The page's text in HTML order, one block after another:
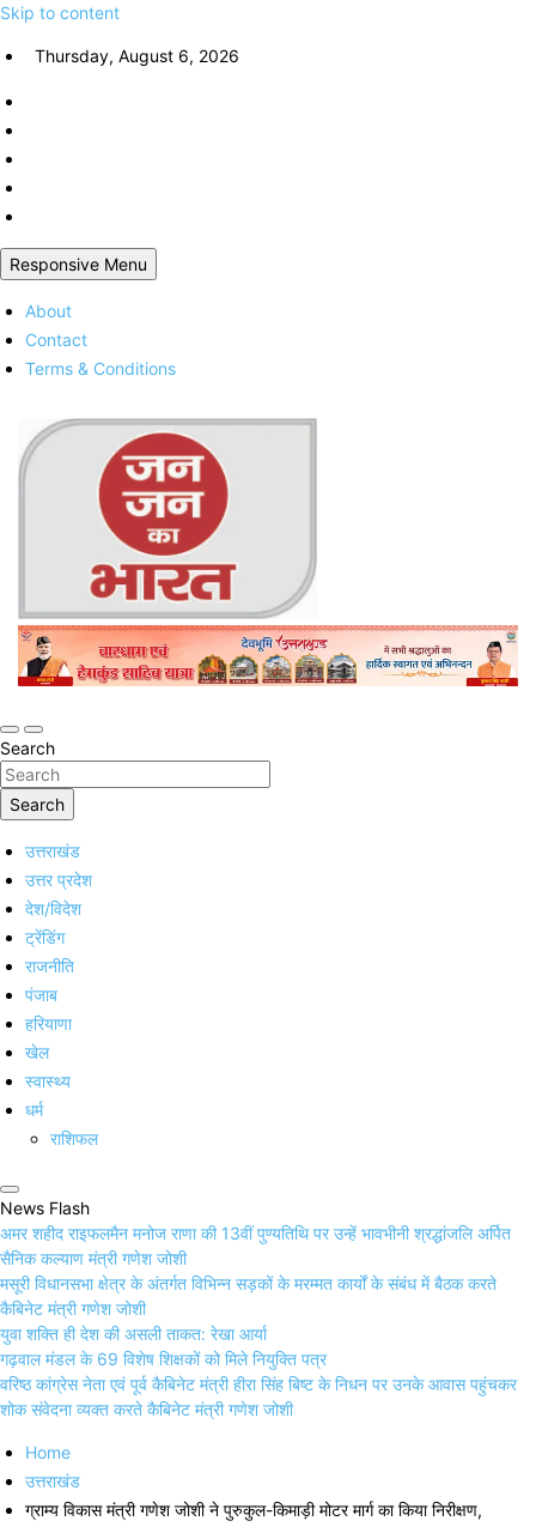
Skip to content
Thursday, August 6, 2026
Responsive Menu
About
Contact
Terms & Conditions
Jan Jan Ka Bharat
Online Trending Hindi News Website
Search
Search
उत्तराखंड
उत्तर प्रदेश
देश/विदेश
ट्रेंडिंग
राजनीति
पंजाब
हरियाणा
खेल
स्वास्थ्य
धर्म
राशिफल
News Flash
अमर शहीद राइफलमैन मनोज राणा की 13वीं पुण्यतिथि पर उन्हें भावभीनी श्रद्धांजलि अर्पित
सैनिक कल्याण मंत्री गणेश जोशी
मसूरी विधानसभा क्षेत्र के अंतर्गत विभिन्न सड़कों के मरम्मत कार्यों के संबंध में बैठक करते
कैबिनेट मंत्री गणेश जोशी
युवा शक्ति ही देश की असली ताकत: रेखा आर्या
गढ़वाल मंडल के 69 विशेष शिक्षकों को मिले नियुक्ति पत्र
वरिष्ठ कांग्रेस नेता एवं पूर्व कैबिनेट मंत्री हीरा सिंह बिष्ट के निधन पर उनके आवास पहुंचकर
शोक संवेदना व्यक्त करते कैबिनेट मंत्री गणेश जोशी
Home
उत्तराखंड
ग्राम्य विकास मंत्री गणेश जोशी ने पुरुकुल-किमाड़ी मोटर मार्ग का किया निरीक्षण,